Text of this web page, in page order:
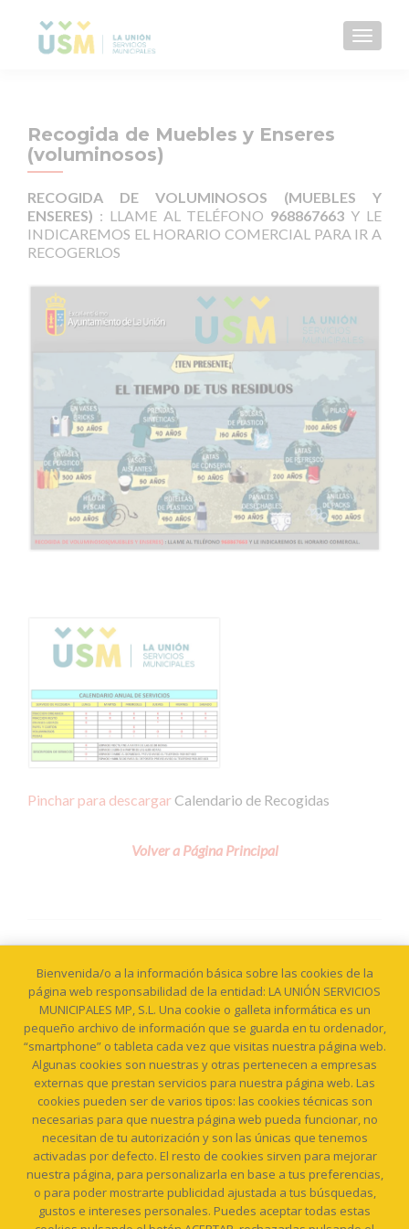
Recogida de Muebles y Enseres
(voluminosos)
RECOGIDA DE VOLUMINOSOS (MUEBLES Y
ENSERES) : LLAME AL TELÉFONO 968867663 Y LE
INDICAREMOS EL HORARIO COMERCIAL PARA IR A
RECOGERLOS
Pinchar para descargarCalendario de Recogidas
Volver a Página Principal
Política de cookies
Política de Privacidad
Calle Matadero, S/N, Planta Baja. 30360 LA UNIÓN
Bienvenida/o a la información básica sobre las cookies de la
página web responsabilidad de la entidad: LA UNIÓN SERVICIOS
MUNICIPALES MP, S.L. Una cookie o galleta informática es un
pequeño archivo de información que se guarda en tu ordenador,
“smartphone” o tableta cada vez que visitas nuestra página web.
Algunas cookies son nuestras y otras pertenecen a empresas
externas que prestan servicios para nuestra página web. Las
cookies pueden ser de varios tipos: las cookies técnicas son
necesarias para que nuestra página web pueda funcionar, no
necesitan de tu autorización y son las únicas que tenemos
activadas por defecto. El resto de cookies sirven para mejorar
nuestra página, para personalizarla en base a tus preferencias,
o para poder mostrarte publicidad ajustada a tus búsquedas,
gustos e intereses personales. Puedes aceptar todas estas